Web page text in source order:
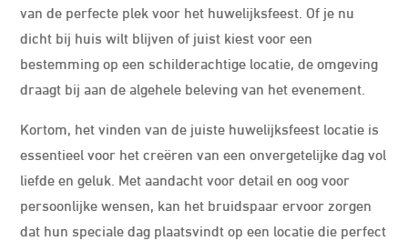
van de perfecte plek voor het huwelijksfeest. Of je nu
dicht bij huis wilt blijven of juist kiest voor een
bestemming op een schilderachtige locatie, de omgeving
draagt bij aan de algehele beleving van het evenement.
Kortom, het vinden van de juiste huwelijksfeest locatie is
essentieel voor het creëren van een onvergetelijke dag vol
liefde en geluk. Met aandacht voor detail en oog voor
persoonlijke wensen, kan het bruidspaar ervoor zorgen
dat hun speciale dag plaatsvindt op een locatie die perfect